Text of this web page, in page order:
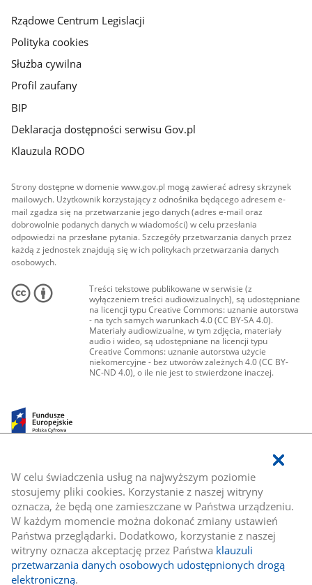
W celu świadczenia usług na najwyższym poziomie
stosujemy pliki cookies. Korzystanie z naszej witryny
oznacza, że będą one zamieszczane w Państwa urządzeniu.
W każdym momencie można dokonać zmiany ustawień
Państwa przeglądarki. Dodatkowo, korzystanie z naszej
witryny oznacza akceptację przez Państwa klauzuli
przetwarzania danych osobowych udostępnionych drogą
elektroniczną.
Rządowe Centrum Legislacji
Polityka cookies
Służba cywilna
Profil zaufany
BIP
Deklaracja dostępności serwisu Gov.pl
Klauzula RODO
Strony dostępne w domenie www.gov.pl mogą zawierać adresy skrzynek
mailowych. Użytkownik korzystający z odnośnika będącego adresem e-
mail zgadza się na przetwarzanie jego danych (adres e-mail oraz
dobrowolnie podanych danych w wiadomości) w celu przesłania
odpowiedzi na przesłane pytania. Szczegóły przetwarzania danych przez
każdą z jednostek znajdują się w ich politykach przetwarzania danych
osobowych.
Treści tekstowe publikowane w serwisie (z
wyłączeniem treści audiowizualnych), są udostępniane
na licencji typu Creative Commons: uznanie autorstwa
- na tych samych warunkach 4.0 (CC BY-SA 4.0).
Materiały audiowizualne, w tym zdjęcia, materiały
audio i wideo, są udostępniane na licencji typu
Creative Commons: uznanie autorstwa użycie
niekomercyjne - bez utworów zależnych 4.0 (CC BY-
NC-ND 4.0), o ile nie jest to stwierdzone inaczej.